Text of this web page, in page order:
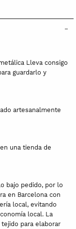
Lleva consigo
guardarlo y
artesanalmente
una tienda de
bajo pedido, por lo
en Barcelona con
local, evitando
local. La
para elaborar